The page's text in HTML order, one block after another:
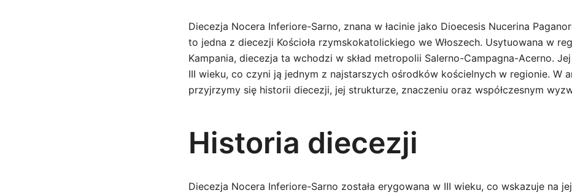
Diecezja Nocera Inferiore-Sarno, znana w łacinie jako Dioecesis Nucerina
to jedna z diecezji Kościoła rzymskokatolickiego we Włoszech. Usytuowana w
Kampania, diecezja ta wchodzi w skład metropolii Salerno-Campagna-Acerno.
III wieku, co czyni ją jednym z najstarszych ośrodków kościelnych w regionie. W
przyjrzymy się historii diecezji, jej strukturze, znaczeniu oraz współczesnym
Historia diecezji
Diecezja Nocera Inferiore-Sarno została erygowana w III wieku, co wskazuje na jej